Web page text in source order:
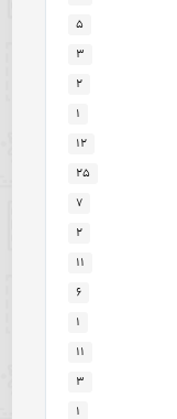
۵
۳
۲
۱
۱۲
۲۵
۷
۲
۱۱
۶
۱
۱۱
۳
۱